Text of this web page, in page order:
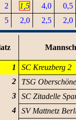
2 1,5 4,0
0,5
5 2,0 2,5 2,0
1
SC Kreuzberg 2
2
TSG
3
SC Zitadelle
4
SV Mattnetz